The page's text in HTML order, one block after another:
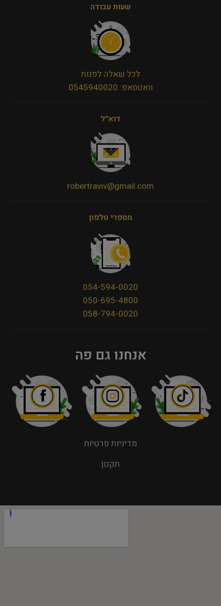
שעות עבודה
לכל שאלה לפנות
וואטסאפ: 0545940020
דוא״ל
robertraviv@gmail.com
מספרי טלפון
054-594-0020
050-695-4800
058-794-0020
אנחנו גם פה
מדיניות פרטיות
תקנון